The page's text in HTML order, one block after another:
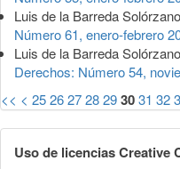
Luis de la Barreda
Número 61, enero-febrero
Luis de la Barreda
Derechos: Número 54,
<< < 25262728293031 32
Uso de licencias Creative